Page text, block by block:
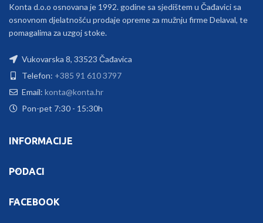
Konta d.o.o osnovana je 1992. godine sa sjedištem u Čađavici sa
osnovnom djelatnošću prodaje opreme za mužnju firme Delaval, te
pomagalima za uzgoj stoke.
Vukovarska 8, 33523 Čađavica
Telefon: +385 91 610 3797
Email: konta@konta.hr
Pon-pet 7:30 - 15:30h
INFORMACIJE
PODACI
FACEBOOK